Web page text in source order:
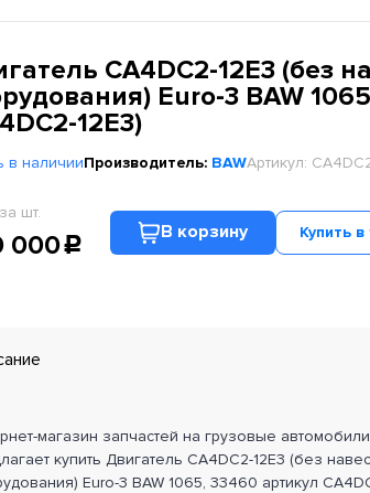
CA4DC2-12E3 (без
Euro-3 BAW
12E3)
в наличииПроизводитель: BAWАртикул:
шт.
000c
В корзину Купить в
магазин запчастей на грузовые
купить Двигатель CA4DC2-12E3 (без
Euro-3 BAW 1065, 33460 артикул